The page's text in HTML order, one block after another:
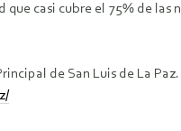
casi cubre el 75% de las
de San Luis de La Paz.